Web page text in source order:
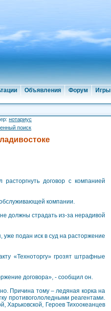
Объявления Форум Игры
нотариус
поиск
договор с компанией
компании.
должны страдать из-за нерадивой
уже подан иск в суд на расторжение
«Техноторгу» грозят штрафные
договора», - сообщил он.
Причина тому – ледяная корка на
противогололедными реагентами.
Харьковской, Героев Тихоокеанцев